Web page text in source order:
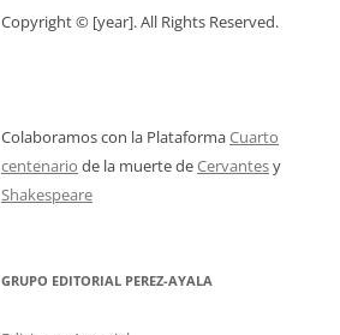
Copyright © [year]. All Rights Reserved.
Colaboramos con la PlataformaCuarto
centenario de la muerte deCervantesy
Shakespeare
GRUPO EDITORIAL PEREZ-AYALA